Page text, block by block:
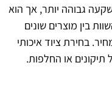
גבוהה יותר, אך הוא
בין מוצרים שונים
בחירת ציוד איכותי
תיקונים או החלפות.